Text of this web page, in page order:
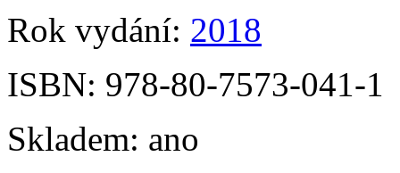
Rok vydání: 2018
ISBN: 978-80-7573-041-1
Skladem: ano